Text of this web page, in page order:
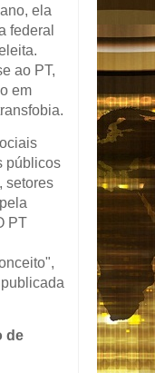
ela
federal
ao PT,
em
públicos
setores
PT
de